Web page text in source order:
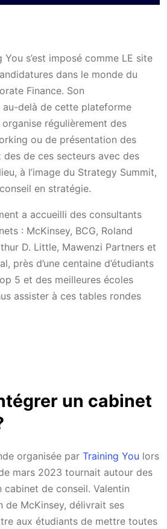
You s’est imposé comme LE site
dans le monde du
Finance. Son
au-delà de cette plateforme
régulièrement des
ou de présentation des
des de ces secteurs avec des
à l’image du Strategy Summit,
en stratégie.
a accueilli des consultants
: McKinsey, BCG, Roland
D. Little, Mawenzi Partners et
près d’une centaine d’étudiants
5 et des meilleures écoles
assister à ces tables rondes
un cabinet
organisée par Training You lors
mars 2023 tournait autour des
cabinet de conseil. Valentin
de McKinsey, délivrait ses
aux étudiants de mettre toutes